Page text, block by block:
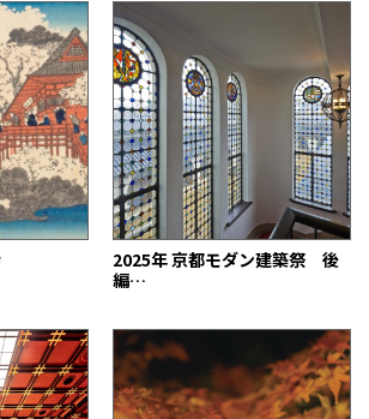
る大阪の歌の世界を歩くと、浪速の
が見えてきた。
2025年 京都モダン建築祭 後
編